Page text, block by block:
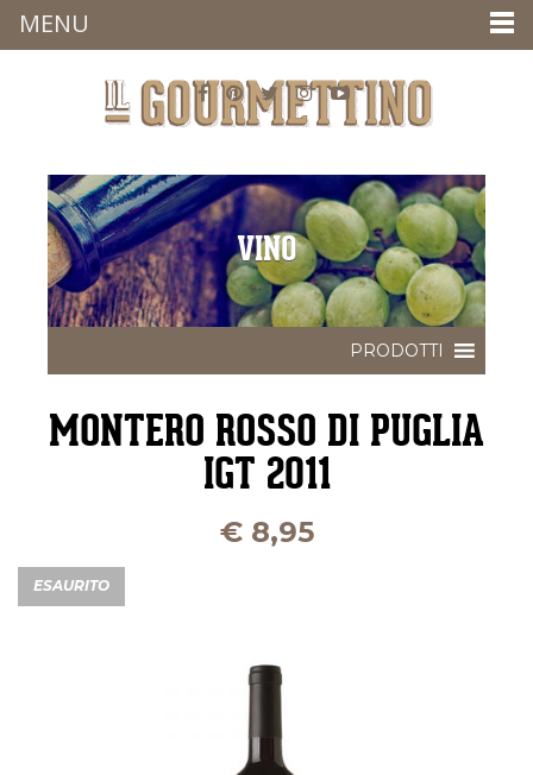
VINO
MONTERO ROSSO DI PUGLIA
IGT 2011
€8,95
ESAURITO
MENU